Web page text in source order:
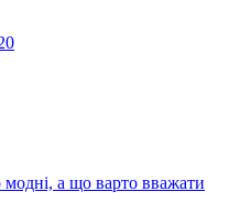
модні, а що варто вважати